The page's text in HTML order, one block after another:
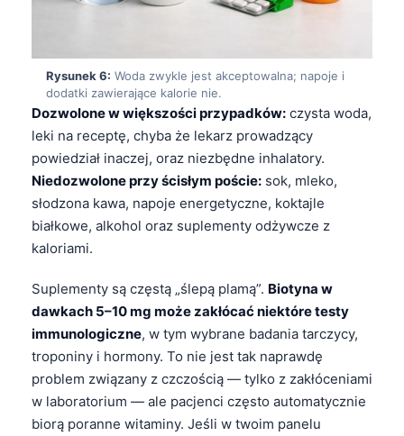
Rysunek 6: Woda zwykle jest akceptowalna; napoje i
dodatki zawierające kalorie nie.
Dozwolone w większości przypadków: czysta woda,
leki na receptę, chyba że lekarz prowadzący
powiedział inaczej, oraz niezbędne inhalatory.
Niedozwolone przy ścisłym poście: sok, mleko,
słodzona kawa, napoje energetyczne, koktajle
białkowe, alkohol oraz suplementy odżywcze z
kaloriami.
Suplementy są częstą „ślepą plamą”. Biotyna w
dawkach 5–10 mg może zakłócać niektóre testy
immunologiczne, w tym wybrane badania tarczycy,
troponiny i hormony. To nie jest tak naprawdę
problem związany z czczością — tylko z zakłóceniami
w laboratorium — ale pacjenci często automatycznie
biorą poranne witaminy. Jeśli w twoim panelu
Bahasa Indonesia
Հայերեն
Íslenska
Српски језик
Svenska
Azərbaycan dili
Eesti
日本語
Čeština
ქართული
Русский
Lietuvių kalba